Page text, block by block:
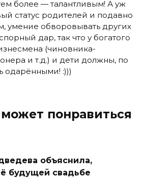
более — талантливым! А уж
статус родителей и подавно
умение обворовывать других
дар, так что у богатого
(чиновника-
и т.д.) и дети должны, по
одарёнными! :)))
понравиться
объяснила,
будущей свадьбе